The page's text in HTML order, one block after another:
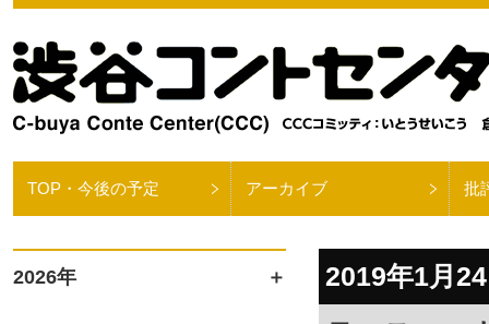
TOP・今後の予定 アーカイブ 批
2026年 2019年1月